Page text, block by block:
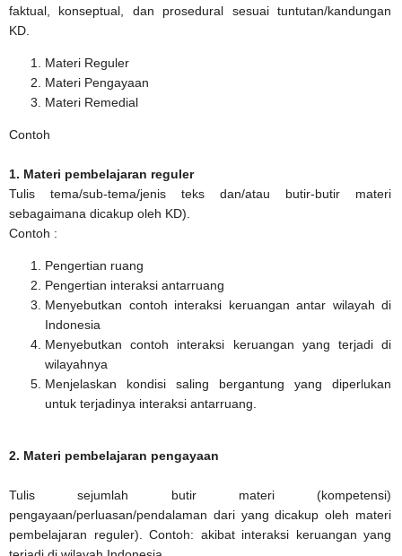
faktual, konseptual, dan prosedural sesuai tuntutan/kandungan
KD.
Materi Reguler
Materi Pengayaan
Materi Remedial
Contoh
1. Materi pembelajaran reguler
Tulis tema/sub-tema/jenis teks dan/atau butir-butir materi
sebagaimana dicakup oleh KD).
Contoh :
Pengertian ruang
Pengertian interaksi antarruang
Menyebutkan contoh interaksi keruangan antar wilayah di
Indonesia
Menyebutkan contoh interaksi keruangan yang terjadi di
wilayahnya
Menjelaskan kondisi saling bergantung yang diperlukan
untuk terjadinya interaksi antarruang.
2. Materi pembelajaran pengayaan
Tulis sejumlah butir materi (kompetensi)
pengayaan/perluasan/pendalaman dari yang dicakup oleh materi
pembelajaran reguler). Contoh: akibat interaksi keruangan yang